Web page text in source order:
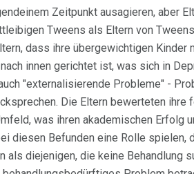
Zeitpunkt ausagieren, aber
Tweens als Eltern von
dass ihre übergewichtigen
innen gerichtet ist, was sich in
"externalisierende Probleme" -
Die Eltern bewerteten
was ihren akademischen Erfolg
diesen Befunden eine Rolle spielen,
als diejenigen, die keine Behandlung